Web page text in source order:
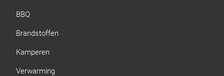
BBQ
Brandstoffen
Kamperen
Verwarming